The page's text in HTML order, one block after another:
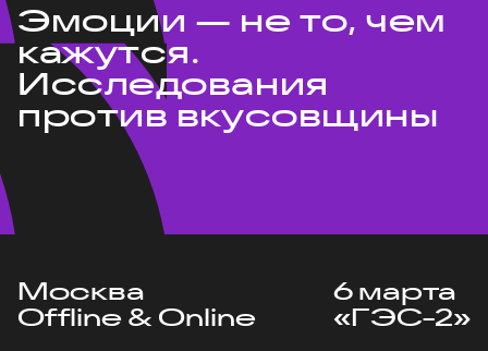
Эмоции — не то, чем
кажутся.
Исследования
против вкусовщины
Москва
Offline & Online
6 марта
«ГЭС-2»